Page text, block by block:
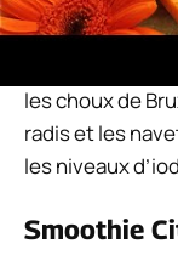
Les
les choux de
radis et les
les niveaux
Smoothie